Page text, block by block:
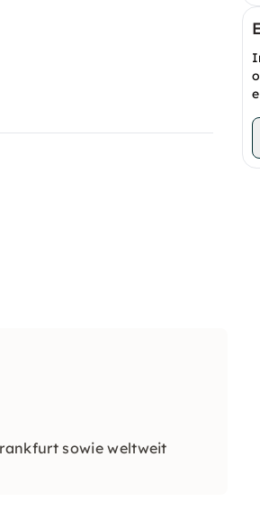
sowie weltweit